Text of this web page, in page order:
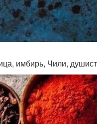
имбирь, Чили,